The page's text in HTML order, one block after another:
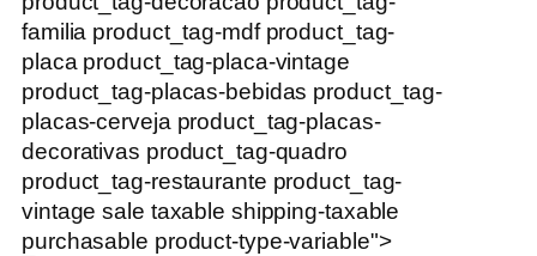
familia product_tag-mdf product_tag-
placa product_tag-placa-vintage
product_tag-placas-bebidas product_tag-
placas-cerveja product_tag-placas-
decorativas product_tag-quadro
product_tag-restaurante product_tag-
vintage sale taxable shipping-taxable
purchasable product-type-variable">